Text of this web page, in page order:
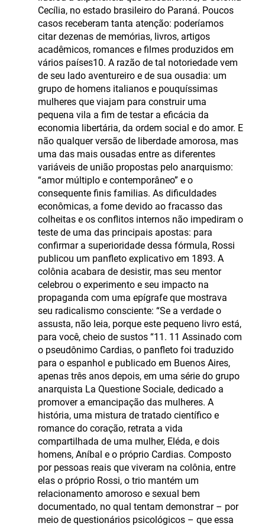
Cecília, no estado brasileiro do Paraná. Poucos
casos receberam tanta atenção: poderíamos
citar dezenas de memórias, livros, artigos
acadêmicos, romances e filmes produzidos em
vários países10. A razão de tal notoriedade vem
de seu lado aventureiro e de sua ousadia: um
grupo de homens italianos e pouquíssimas
mulheres que viajam para construir uma
pequena vila a fim de testar a eficácia da
economia libertária, da ordem social e do amor. E
não qualquer versão de liberdade amorosa, mas
uma das mais ousadas entre as diferentes
variáveis de união propostas pelo anarquismo:
“amor múltiplo e contemporâneo” e o
consequente finis familias. As dificuldades
econômicas, a fome devido ao fracasso das
colheitas e os conflitos internos não impediram o
teste de uma das principais apostas: para
confirmar a superioridade dessa fórmula, Rossi
publicou um panfleto explicativo em 1893. A
colônia acabara de desistir, mas seu mentor
celebrou o experimento e seu impacto na
propaganda com uma epígrafe que mostrava
seu radicalismo consciente: “Se a verdade o
assusta, não leia, porque este pequeno livro está,
para você, cheio de sustos “11. 11 Assinado com
o pseudônimo Cardias, o panfleto foi traduzido
para o espanhol e publicado em Buenos Aires,
apenas três anos depois, em uma série do grupo
anarquista La Questione Sociale, dedicado a
promover a emancipação das mulheres. A
história, uma mistura de tratado científico e
romance do coração, retrata a vida
compartilhada de uma mulher, Eléda, e dois
homens, Aníbal e o próprio Cardias. Composto
por pessoas reais que viveram na colônia, entre
elas o próprio Rossi, o trio mantém um
relacionamento amoroso e sexual bem
documentado, no qual tentam demonstrar – por
meio de questionários psicológicos – que essa